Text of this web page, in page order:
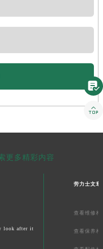
更多精彩内容
look after it
劳力士文章
查看维修相
查看保养相

